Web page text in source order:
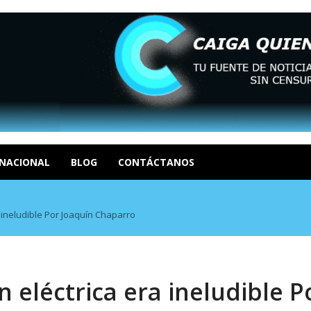
BLOG CONTÁCTANOS
distinc...
agosto 7, 2026
del colapso eléctrico en... agosto 7, 2026
Cristina Duzoglou L. agosto 6, 2026
incumplidas...
Por Joaquín Chaparro
eléctrica era ineludible